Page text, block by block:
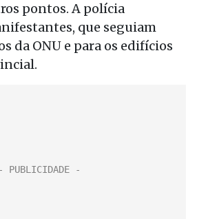
pontos. A polícia
que seguiam
da ONU e para os edifícios